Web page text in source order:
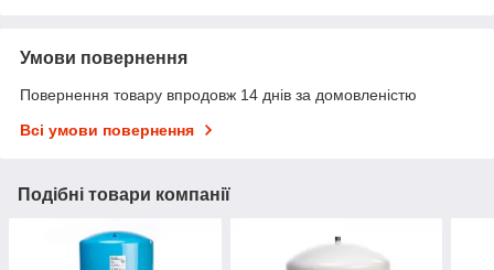
Умови повернення
Повернення товару впродовж 14 днів за домовленістю
Всі умови повернення
Подібні товари компанії